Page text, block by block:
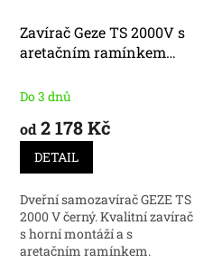
Zavírač Geze TS 2000V s
aretačním ramínkem
Do 3 dnů
od 2 178 Kč
DETAIL
Dveřní samozavírač GEZE TS
2000 V černý. Kvalitní zavírač
s horní montáží a s
aretačním ramínkem.